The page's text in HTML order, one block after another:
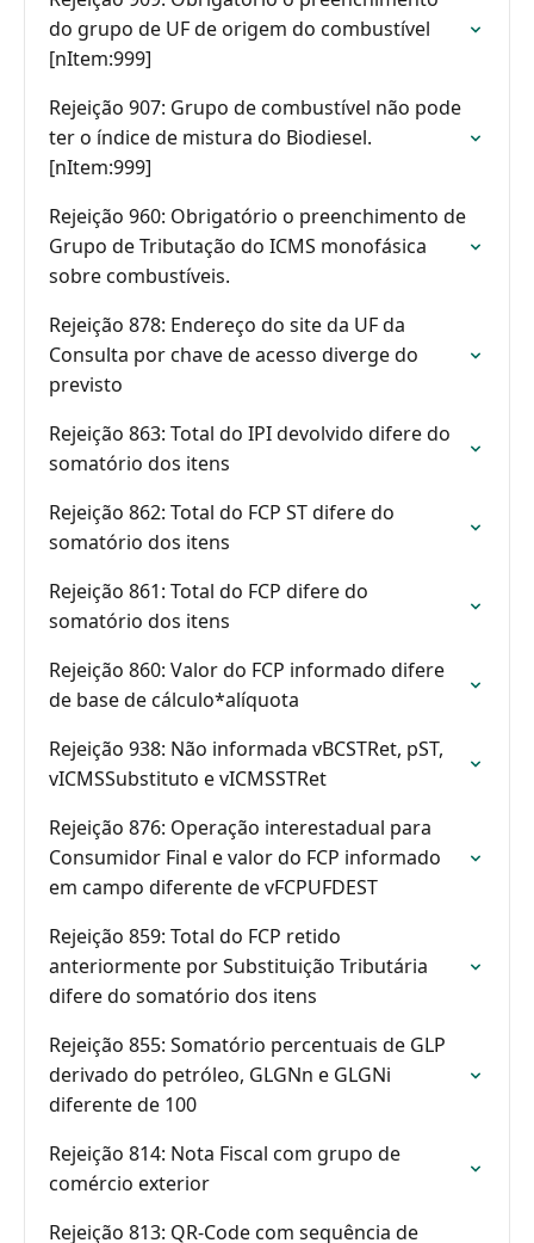
do grupo de UF de origem do combustível
[nItem:999]
Rejeição 907: Grupo de combustível não pode
ter o índice de mistura do Biodiesel.
[nItem:999]
Rejeição 960: Obrigatório o preenchimento de
Grupo de Tributação do ICMS monofásica
sobre combustíveis.
Rejeição 878: Endereço do site da UF da
Consulta por chave de acesso diverge do
previsto
Rejeição 863: Total do IPI devolvido difere do
somatório dos itens
Rejeição 862: Total do FCP ST difere do
somatório dos itens
Rejeição 861: Total do FCP difere do
somatório dos itens
Rejeição 860: Valor do FCP informado difere
de base de cálculo*alíquota
Rejeição 938: Não informada vBCSTRet, pST,
vICMSSubstituto e vICMSSTRet
Rejeição 876: Operação interestadual para
Consumidor Final e valor do FCP informado
em campo diferente de vFCPUFDEST
Rejeição 859: Total do FCP retido
anteriormente por Substituição Tributária
difere do somatório dos itens
Rejeição 855: Somatório percentuais de GLP
derivado do petróleo, GLGNn e GLGNi
diferente de 100
Rejeição 814: Nota Fiscal com grupo de
comércio exterior
Rejeição 813: QR-Code com sequência de